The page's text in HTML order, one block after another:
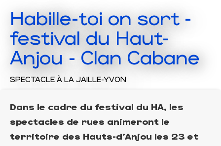
Habille-toi on sort -
festival du Haut-
Anjou - Clan Cabane
SPECTACLE À LA JAILLE-YVON
Dans le cadre du festival du HA, les
spectacles de rues animeront le
territoire des Hauts-d'Anjou les 23 et